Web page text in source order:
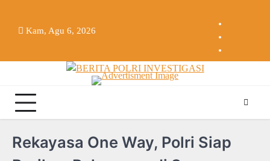
contentKam, Agu 6, 2026
Rekayasa One Way, Polri Siap